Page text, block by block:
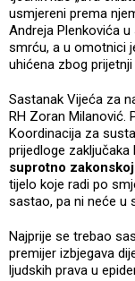
usmjereni prema
Andreja Plenkovića
smrću, a u omotnici
uhićena zbog prijetnji
Sastanak Vijeća za
RH Zoran Milanović.
Koordinacija za
prijedloge
suprotno
tijelo koje radi po
sastao, pa ni neće u
Najprije se trebao
premijer izbjegava
ljudskih prava u